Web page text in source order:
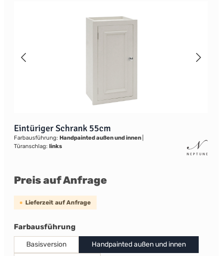
Eintüriger Schrank 55cm
Farbausführung: Handpainted außen und innen
Türanschlag: links
Preis auf Anfrage
Lieferzeit auf Anfrage
Farbausführungauswählen
Basisversion
Handpainted außen und innen